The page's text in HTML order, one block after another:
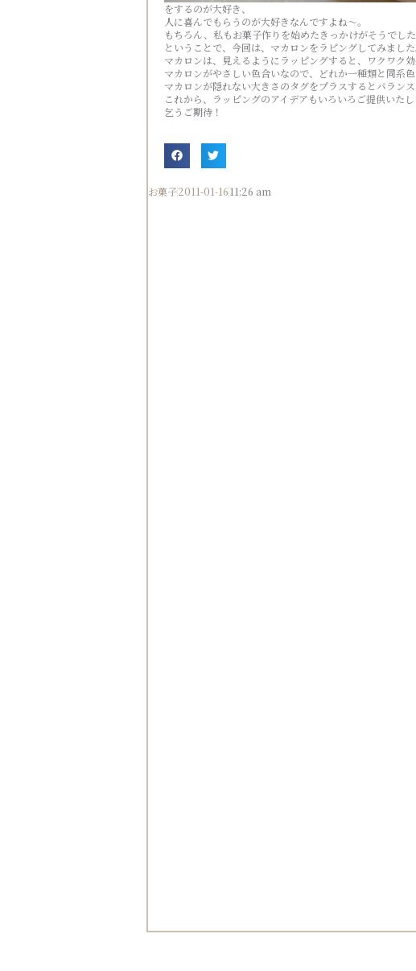
をするのが大好き、
人に喜んでもらうのが大好きなんですよね～。
もちろん、私もお菓子作りを始めたきっかけがそうでした
ということで、今回は、マカロンをラピングしてみました
マカロンは、見えるようにラッピングすると、ワクワク効
マカロンがやさしい色合いなので、どれか一種類と同系色
マカロンが隠れない大きさのタグをプラスするとバランス
これから、ラッピングのアイデアもいろいろご提供いたし
乞うご期待！
お菓子2011-01-1611:26 am